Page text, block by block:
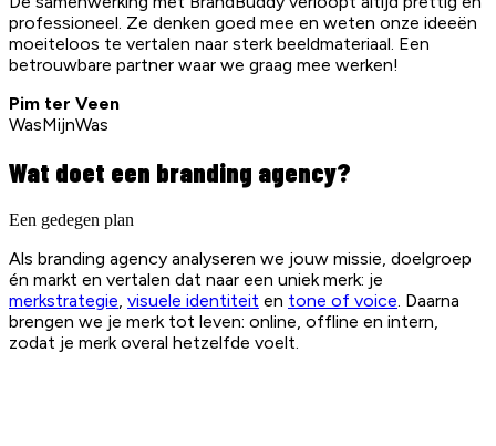
professioneel. Ze denken goed mee en weten onze ideeën
moeiteloos te vertalen naar sterk beeldmateriaal. Een
betrouwbare partner waar we graag mee werken!
Pim ter Veen
WasMijnWas
Wat doet een branding agency?
Een gedegen plan
Als branding agency analyseren we jouw missie, doelgroep
én markt en vertalen dat naar een uniek merk: je
merkstrategie, visuele identiteit en tone of voice. Daarna
brengen we je merk tot leven: online, offline en intern,
zodat je merk overal hetzelfde voelt.